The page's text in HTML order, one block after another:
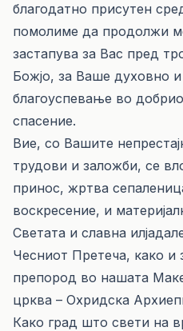
благодатно присутен
помолиме да продолжи
застапува за Вас пред
Божјо, за Ваше духовно и
благоуспевање во
спасение.
Вие, со Вашите
трудови и заложби, се
принос, жртва
воскресение, и
Светата и славна
Чесниот Претеча, како и
препород во нашата
црква – Охридска
Како град што свети на